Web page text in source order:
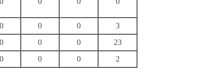
0 0 0
3
0 0 0
23
0 0 0
2